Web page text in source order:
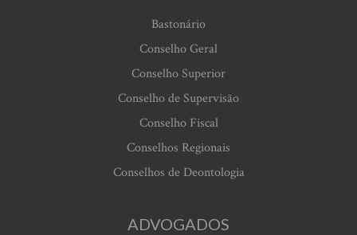
Bastonário
Conselho Geral
Conselho Superior
Conselho de Supervisão
Conselho Fiscal
Conselhos Regionais
Conselhos de Deontologia
ADVOGADOS